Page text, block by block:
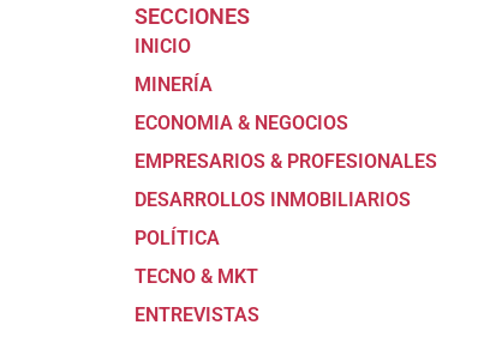
SECCIONES
INICIO
MINERÍA
ECONOMIA & NEGOCIOS
EMPRESARIOS & PROFESIONALES
DESARROLLOS INMOBILIARIOS
POLÍTICA
TECNO & MKT
ENTREVISTAS